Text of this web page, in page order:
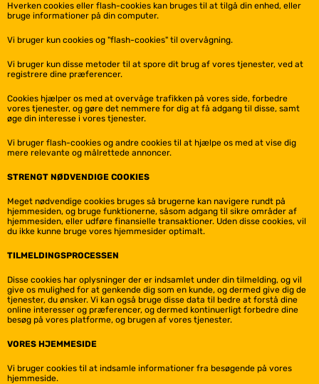
Hverken cookies eller flash-cookies kan bruges til at tilgå din enhed, eller
bruge informationer på din computer.
Vi bruger kun cookies og "flash-cookies" til overvågning.
Vi bruger kun disse metoder til at spore dit brug af vores tjenester, ved at
registrere dine præferencer.
Cookies hjælper os med at overvåge trafikken på vores side, forbedre
vores tjenester, og gøre det nemmere for dig at få adgang til disse, samt
øge din interesse i vores tjenester.
Vi bruger flash-cookies og andre cookies til at hjælpe os med at vise dig
mere relevante og målrettede annoncer.
STRENGT NØDVENDIGE COOKIES
Meget nødvendige cookies bruges så brugerne kan navigere rundt på
hjemmesiden, og bruge funktionerne, såsom adgang til sikre områder af
hjemmesiden, eller udføre finansielle transaktioner. Uden disse cookies, vil
du ikke kunne bruge vores hjemmesider optimalt.
TILMELDINGSPROCESSEN
Disse cookies har oplysninger der er indsamlet under din tilmelding, og vil
give os mulighed for at genkende dig som en kunde, og dermed give dig de
tjenester, du ønsker. Vi kan også bruge disse data til bedre at forstå dine
online interesser og præferencer, og dermed kontinuerligt forbedre dine
besøg på vores platforme, og brugen af vores tjenester.
VORES HJEMMESIDE
Vi bruger cookies til at indsamle informationer fra besøgende på vores
hjemmeside.